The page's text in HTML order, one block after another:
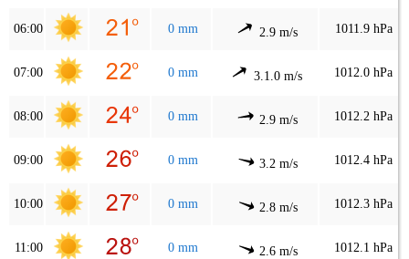
06:00 0 mm 2.9 m/s 1011.9 hPa
07:00 0 mm 3.1.0 m/s 1012.0 hPa
08:00 0 mm 2.9 m/s 1012.2 hPa
09:00 0 mm 3.2 m/s 1012.4 hPa
10:00 0 mm 2.8 m/s 1012.3 hPa
11:00 0 mm 2.6 m/s 1012.1 hPa